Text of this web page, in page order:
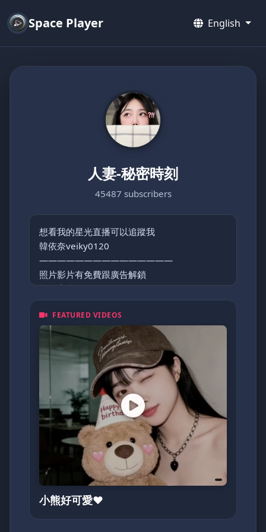
Space Player English
人妻-秘密時刻
45487 subscribers
想看我的星光直播可以追蹤我
韓依奈veiky0120
———————————————
照片影片有免費跟廣告解鎖
訂閱寫真價位300元台幣左右
FEATURED VIDEOS
小熊好可愛❤️